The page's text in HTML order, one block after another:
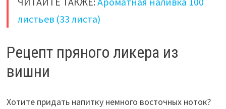
листьев (33 листа)
Рецепт пряного ликера из
вишни
Хотите придать напитку немного восточных ноток?